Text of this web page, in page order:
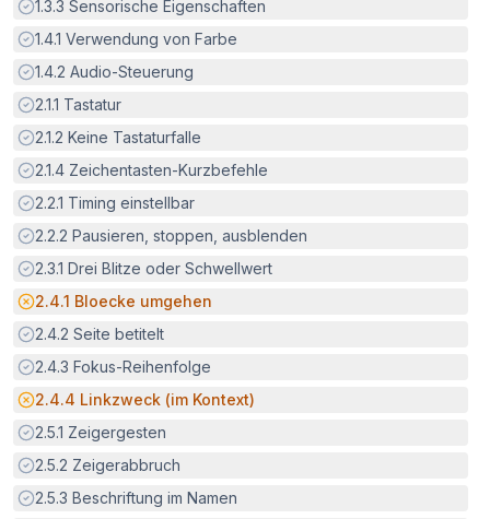
Erfüllt:
1.3.3 Sensorische Eigenschaften
Erfüllt:
1.4.1 Verwendung von Farbe
Erfüllt:
1.4.2 Audio-Steuerung
Erfüllt:
2.1.1 Tastatur
Erfüllt:
2.1.2 Keine Tastaturfalle
Erfüllt:
2.1.4 Zeichentasten-Kurzbefehle
Erfüllt:
2.2.1 Timing einstellbar
Erfüllt:
2.2.2 Pausieren, stoppen, ausblenden
Erfüllt:
2.3.1 Drei Blitze oder Schwellwert
Potenzielle Barriere:
2.4.1 Bloecke umgehen
Erfüllt:
2.4.2 Seite betitelt
Erfüllt:
2.4.3 Fokus-Reihenfolge
Potenzielle Barriere:
2.4.4 Linkzweck (im Kontext)
Erfüllt:
2.5.1 Zeigergesten
Erfüllt:
2.5.2 Zeigerabbruch
Erfüllt:
2.5.3 Beschriftung im Namen